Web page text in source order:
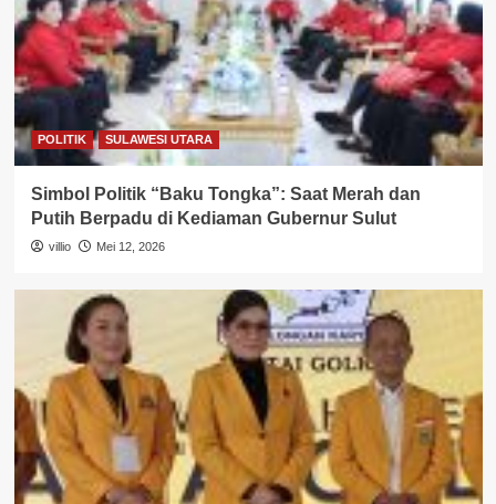
POLITIK SULAWESI UTARA
Simbol Politik “Baku Tongka”: Saat Merah dan
Putih Berpadu di Kediaman Gubernur Sulut
villio Mei 12, 2026